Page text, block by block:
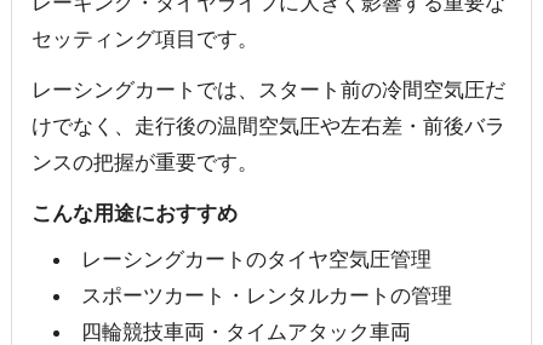
セッティング項目です。
レーシングカートでは、スタート前の冷間空気圧だ
けでなく、走行後の温間空気圧や左右差・前後バラ
ンスの把握が重要です。
こんな用途におすすめ
レーシングカートのタイヤ空気圧管理
スポーツカート・レンタルカートの管理
四輪競技車両・タイムアタック車両